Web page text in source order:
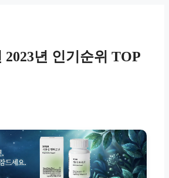
2023년 인기순위 TOP